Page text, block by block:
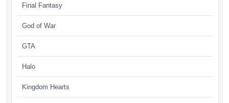
Final Fantasy
God of War
GTA
Halo
Kingdom Hearts